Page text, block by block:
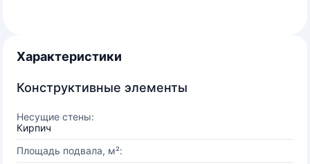
Характеристики
Конструктивные элементы
Несущие стены:
Кирпич
Площадь подвала, м²: